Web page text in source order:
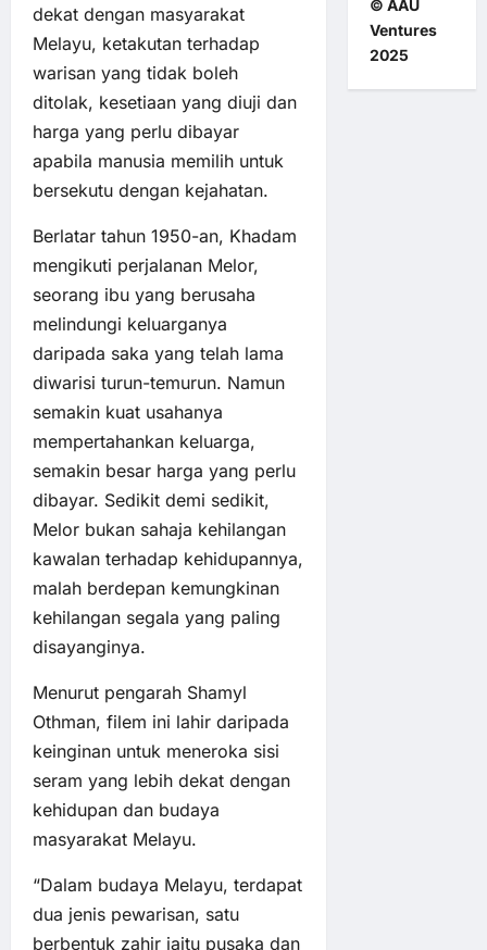
dekat dengan masyarakat
Melayu, ketakutan terhadap
warisan yang tidak boleh
ditolak, kesetiaan yang diuji dan
harga yang perlu dibayar
apabila manusia memilih untuk
bersekutu dengan kejahatan.
Berlatar tahun 1950-an, Khadam
mengikuti perjalanan Melor,
seorang ibu yang berusaha
melindungi keluarganya
daripada saka yang telah lama
diwarisi turun-temurun. Namun
semakin kuat usahanya
mempertahankan keluarga,
semakin besar harga yang perlu
dibayar. Sedikit demi sedikit,
Melor bukan sahaja kehilangan
kawalan terhadap kehidupannya,
malah berdepan kemungkinan
kehilangan segala yang paling
disayanginya.
Menurut pengarah Shamyl
Othman, filem ini lahir daripada
keinginan untuk meneroka sisi
seram yang lebih dekat dengan
kehidupan dan budaya
masyarakat Melayu.
“Dalam budaya Melayu, terdapat
dua jenis pewarisan, satu
berbentuk zahir iaitu pusaka dan
© AAU
Ventures
2025